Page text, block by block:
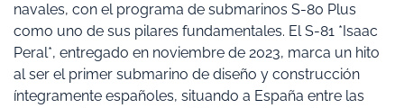
navales, con el programa de submarinos S-80 Plus
como uno de sus pilares fundamentales. El S-81 *Isaac
Peral*, entregado en noviembre de 2023, marca un hito
al ser el primer submarino de diseño y construcción
íntegramente españoles, situando a España entre las